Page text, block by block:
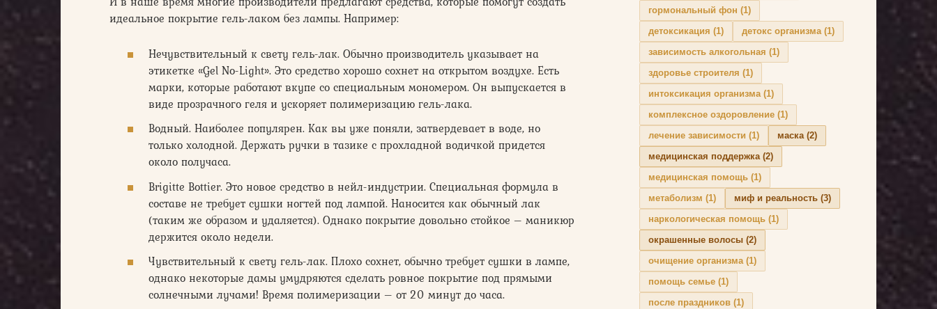
идеальное покрытие гель-лаком без лампы. Например:
Нечувствительный к свету гель-лак. Обычно производитель указывает на
этикетке «Gel No-Light». Это средство хорошо сохнет на открытом воздухе. Есть
марки, которые работают вкупе со специальным мономером. Он выпускается в
виде прозрачного геля и ускоряет полимеризацию гель-лака.
Водный. Наиболее популярен. Как вы уже поняли, затвердевает в воде, но
только холодной. Держать ручки в тазике с прохладной водичкой придется
около получаса.
Brigitte Bottier. Это новое средство в нейл-индустрии. Специальная формула в
составе не требует сушки ногтей под лампой. Наносится как обычный лак
(таким же образом и удаляется). Однако покрытие довольно стойкое – маникюр
держится около недели.
Чувствительный к свету гель-лак. Плохо сохнет, обычно требует сушки в лампе,
однако некоторые дамы умудряются сделать ровное покрытие под прямыми
солнечными лучами! Время полимеризации – от 20 минут до часа.
гормональный фон (1)
детоксикация (1) детокс организма(1)
зависимость алкогольная (1)
здоровье строителя (1)
интоксикация организма(1)
комплексное оздоровление (1)
лечение зависимости (1) маска(2)
медицинская поддержка(2)
медицинская помощь (1)
метаболизм (1) миф и реальность (3)
наркологическая помощь (1)
окрашенные волосы (2)
очищение организма(1)
помощь семье (1)
после праздников (1)